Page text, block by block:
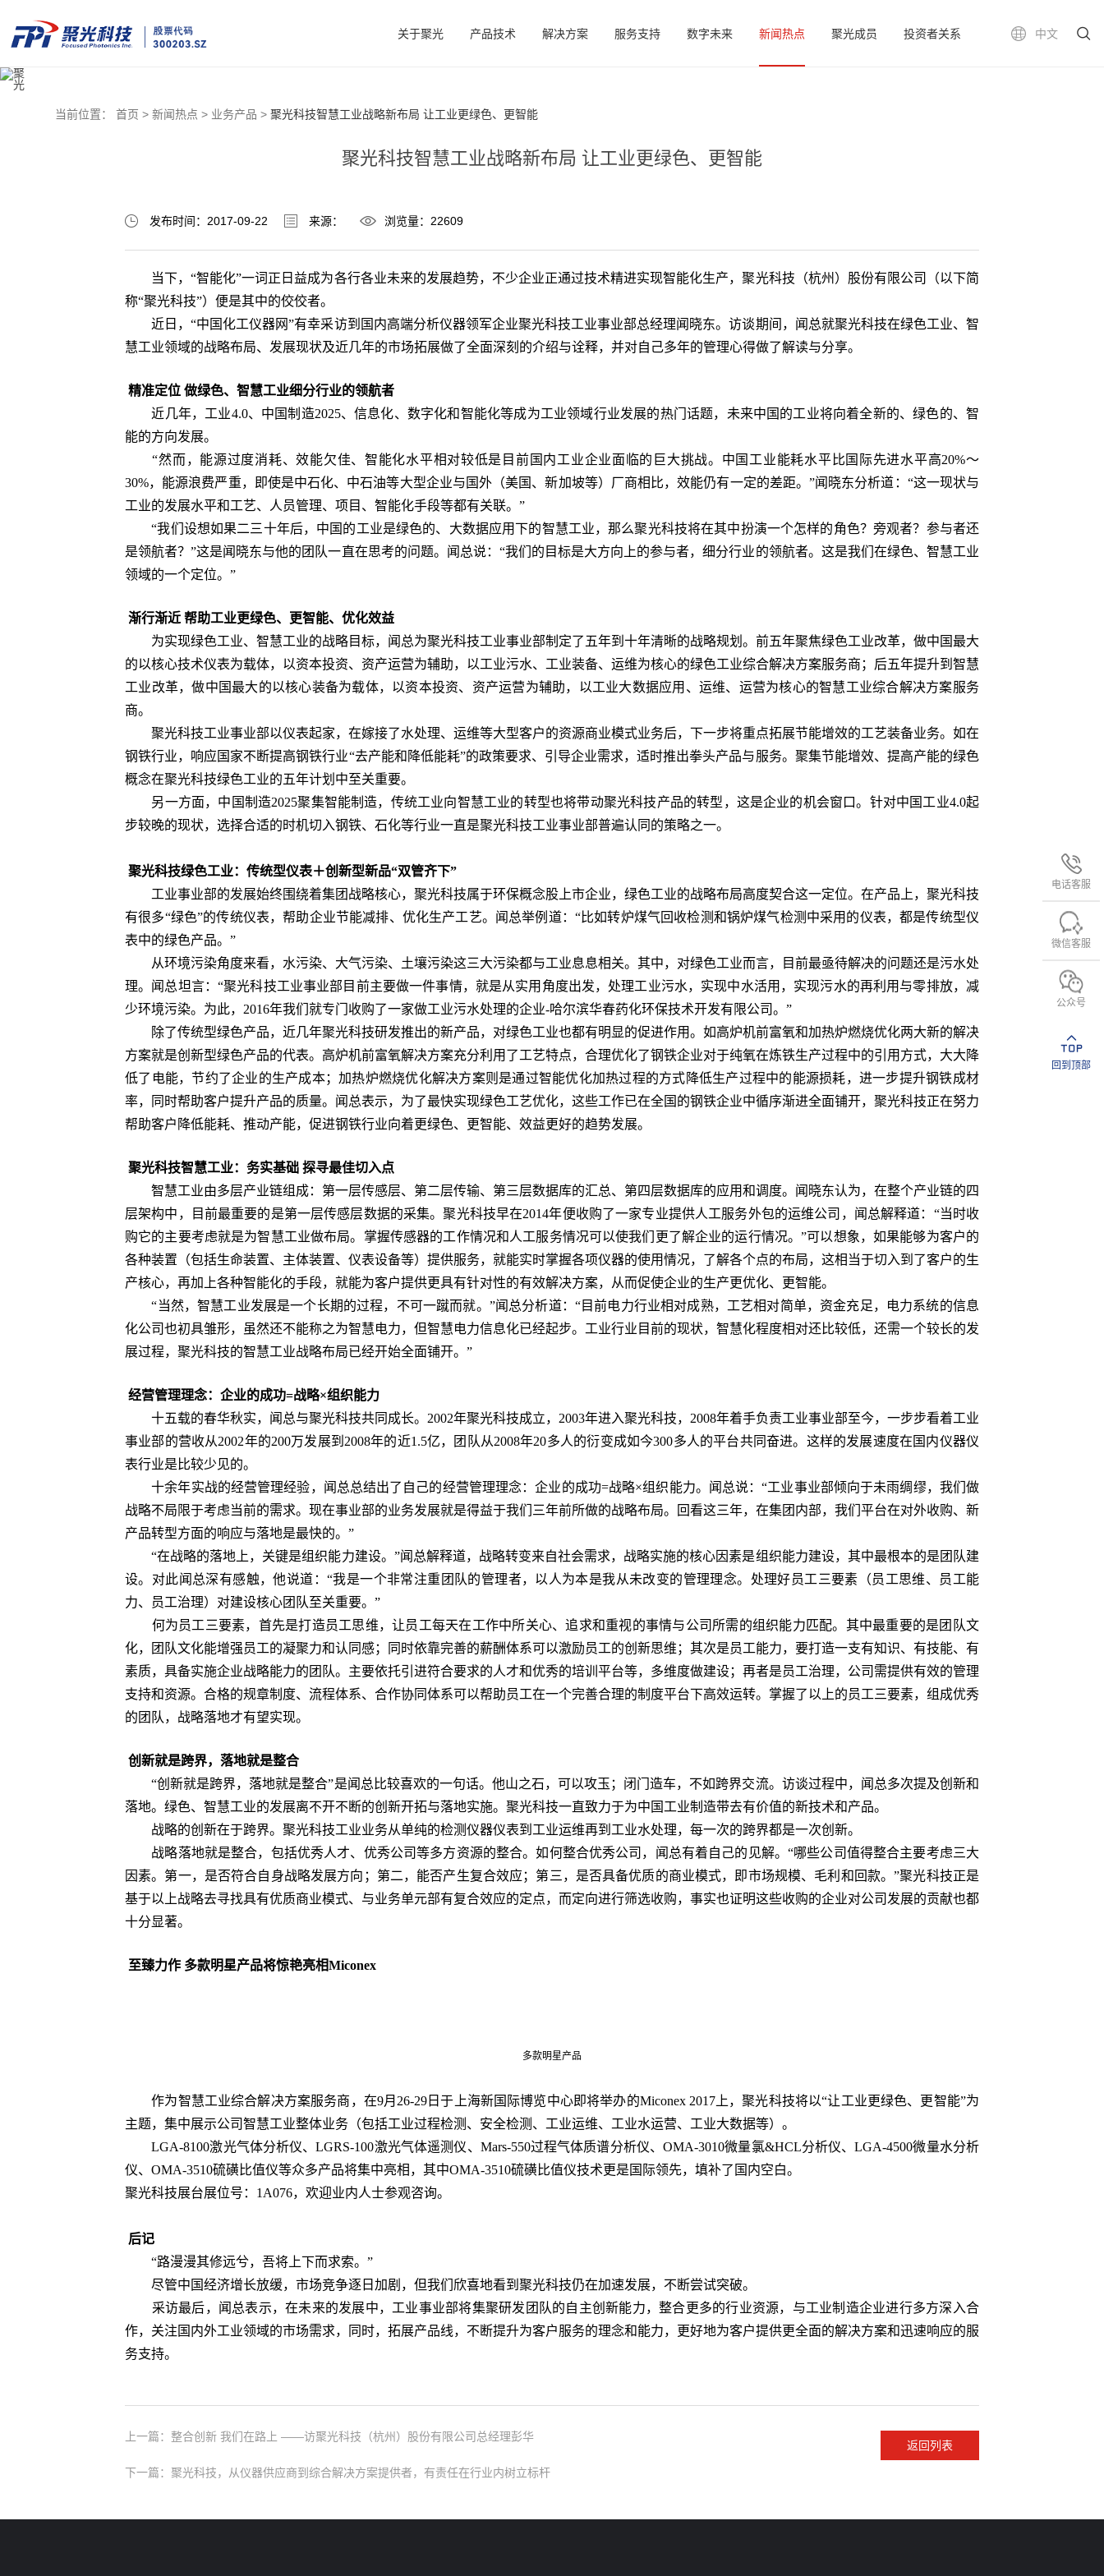
中文
关于聚光 产品技术 解决方案 服务支持 数字未来 新闻热点 聚光成员 投资者关系
电话客服
微信客服
公众号
回到顶部
当前位置： 首页 > 新闻热点 > 业务产品 > 聚光科技智慧工业战略新布局 让工业更绿色、更智能
聚光科技智慧工业战略新布局 让工业更绿色、更智能
发布时间：2017-09-22 来源： 浏览量：22609
当下，“智能化”一词正日益成为各行各业未来的发展趋势，不少企业正通过技术精进实现智能化生产，聚光科技（杭州）股份有限公司（以下简
称“聚光科技”）便是其中的佼佼者。
近日，“中国化工仪器网”有幸采访到国内高端分析仪器领军企业聚光科技工业事业部总经理闻晓东。访谈期间，闻总就聚光科技在绿色工业、智
慧工业领域的战略布局、发展现状及近几年的市场拓展做了全面深刻的介绍与诠释，并对自己多年的管理心得做了解读与分享。
精准定位 做绿色、智慧工业细分行业的领航者
近几年，工业4.0、中国制造2025、信息化、数字化和智能化等成为工业领域行业发展的热门话题，未来中国的工业将向着全新的、绿色的、智
能的方向发展。
“然而，能源过度消耗、效能欠佳、智能化水平相对较低是目前国内工业企业面临的巨大挑战。中国工业能耗水平比国际先进水平高20%～
30%，能源浪费严重，即使是中石化、中石油等大型企业与国外（美国、新加坡等）厂商相比，效能仍有一定的差距。”闻晓东分析道：“这一现状与
工业的发展水平和工艺、人员管理、项目、智能化手段等都有关联。”
“我们设想如果二三十年后，中国的工业是绿色的、大数据应用下的智慧工业，那么聚光科技将在其中扮演一个怎样的角色？旁观者？参与者还
是领航者？”这是闻晓东与他的团队一直在思考的问题。闻总说：“我们的目标是大方向上的参与者，细分行业的领航者。这是我们在绿色、智慧工业
领域的一个定位。”
渐行渐近 帮助工业更绿色、更智能、优化效益
为实现绿色工业、智慧工业的战略目标，闻总为聚光科技工业事业部制定了五年到十年清晰的战略规划。前五年聚焦绿色工业改革，做中国最大
的以核心技术仪表为载体，以资本投资、资产运营为辅助，以工业污水、工业装备、运维为核心的绿色工业综合解决方案服务商；后五年提升到智慧
工业改革，做中国最大的以核心装备为载体，以资本投资、资产运营为辅助，以工业大数据应用、运维、运营为核心的智慧工业综合解决方案服务
商。
聚光科技工业事业部以仪表起家，在嫁接了水处理、运维等大型客户的资源商业模式业务后，下一步将重点拓展节能增效的工艺装备业务。如在
钢铁行业，响应国家不断提高钢铁行业“去产能和降低能耗”的政策要求、引导企业需求，适时推出拳头产品与服务。聚集节能增效、提高产能的绿色
概念在聚光科技绿色工业的五年计划中至关重要。
另一方面，中国制造2025聚集智能制造，传统工业向智慧工业的转型也将带动聚光科技产品的转型，这是企业的机会窗口。针对中国工业4.0起
步较晚的现状，选择合适的时机切入钢铁、石化等行业一直是聚光科技工业事业部普遍认同的策略之一。
聚光科技绿色工业：传统型仪表＋创新型新品“双管齐下”
工业事业部的发展始终围绕着集团战略核心，聚光科技属于环保概念股上市企业，绿色工业的战略布局高度契合这一定位。在产品上，聚光科技
有很多“绿色”的传统仪表，帮助企业节能减排、优化生产工艺。闻总举例道：“比如转炉煤气回收检测和锅炉煤气检测中采用的仪表，都是传统型仪
表中的绿色产品。”
从环境污染角度来看，水污染、大气污染、土壤污染这三大污染都与工业息息相关。其中，对绿色工业而言，目前最亟待解决的问题还是污水处
理。闻总坦言：“聚光科技工业事业部目前主要做一件事情，就是从实用角度出发，处理工业污水，实现中水活用，实现污水的再利用与零排放，减
少环境污染。为此，2016年我们就专门收购了一家做工业污水处理的企业-哈尔滨华春药化环保技术开发有限公司。”
除了传统型绿色产品，近几年聚光科技研发推出的新产品，对绿色工业也都有明显的促进作用。如高炉机前富氧和加热炉燃烧优化两大新的解决
方案就是创新型绿色产品的代表。高炉机前富氧解决方案充分利用了工艺特点，合理优化了钢铁企业对于纯氧在炼铁生产过程中的引用方式，大大降
低了电能，节约了企业的生产成本；加热炉燃烧优化解决方案则是通过智能优化加热过程的方式降低生产过程中的能源损耗，进一步提升钢铁成材
率，同时帮助客户提升产品的质量。闻总表示，为了最快实现绿色工艺优化，这些工作已在全国的钢铁企业中循序渐进全面铺开，聚光科技正在努力
帮助客户降低能耗、推动产能，促进钢铁行业向着更绿色、更智能、效益更好的趋势发展。
聚光科技智慧工业：务实基础 探寻最佳切入点
智慧工业由多层产业链组成：第一层传感层、第二层传输、第三层数据库的汇总、第四层数据库的应用和调度。闻晓东认为，在整个产业链的四
层架构中，目前最重要的是第一层传感层数据的采集。聚光科技早在2014年便收购了一家专业提供人工服务外包的运维公司，闻总解释道：“当时收
购它的主要考虑就是为智慧工业做布局。掌握传感器的工作情况和人工服务情况可以使我们更了解企业的运行情况。”可以想象，如果能够为客户的
各种装置（包括生命装置、主体装置、仪表设备等）提供服务，就能实时掌握各项仪器的使用情况，了解各个点的布局，这相当于切入到了客户的生
产核心，再加上各种智能化的手段，就能为客户提供更具有针对性的有效解决方案，从而促使企业的生产更优化、更智能。
“当然，智慧工业发展是一个长期的过程，不可一蹴而就。”闻总分析道：“目前电力行业相对成熟，工艺相对简单，资金充足，电力系统的信息
化公司也初具雏形，虽然还不能称之为智慧电力，但智慧电力信息化已经起步。工业行业目前的现状，智慧化程度相对还比较低，还需一个较长的发
展过程，聚光科技的智慧工业战略布局已经开始全面铺开。”
经营管理理念：企业的成功=战略×组织能力
十五载的春华秋实，闻总与聚光科技共同成长。2002年聚光科技成立，2003年进入聚光科技，2008年着手负责工业事业部至今，一步步看着工业
事业部的营收从2002年的200万发展到2008年的近1.5亿，团队从2008年20多人的衍变成如今300多人的平台共同奋进。这样的发展速度在国内仪器仪
表行业是比较少见的。
十余年实战的经营管理经验，闻总总结出了自己的经营管理理念：企业的成功=战略×组织能力。闻总说：“工业事业部倾向于未雨绸缪，我们做
战略不局限于考虑当前的需求。现在事业部的业务发展就是得益于我们三年前所做的战略布局。回看这三年，在集团内部，我们平台在对外收购、新
产品转型方面的响应与落地是最快的。”
“在战略的落地上，关键是组织能力建设。”闻总解释道，战略转变来自社会需求，战略实施的核心因素是组织能力建设，其中最根本的是团队建
设。对此闻总深有感触，他说道：“我是一个非常注重团队的管理者，以人为本是我从未改变的管理理念。处理好员工三要素（员工思维、员工能
力、员工治理）对建设核心团队至关重要。”
何为员工三要素，首先是打造员工思维，让员工每天在工作中所关心、追求和重视的事情与公司所需的组织能力匹配。其中最重要的是团队文
化，团队文化能增强员工的凝聚力和认同感；同时依靠完善的薪酬体系可以激励员工的创新思维；其次是员工能力，要打造一支有知识、有技能、有
素质，具备实施企业战略能力的团队。主要依托引进符合要求的人才和优秀的培训平台等，多维度做建设；再者是员工治理，公司需提供有效的管理
支持和资源。合格的规章制度、流程体系、合作协同体系可以帮助员工在一个完善合理的制度平台下高效运转。掌握了以上的员工三要素，组成优秀
的团队，战略落地才有望实现。
创新就是跨界，落地就是整合
“创新就是跨界，落地就是整合”是闻总比较喜欢的一句话。他山之石，可以攻玉；闭门造车，不如跨界交流。访谈过程中，闻总多次提及创新和
落地。绿色、智慧工业的发展离不开不断的创新开拓与落地实施。聚光科技一直致力于为中国工业制造带去有价值的新技术和产品。
战略的创新在于跨界。聚光科技工业业务从单纯的检测仪器仪表到工业运维再到工业水处理，每一次的跨界都是一次创新。
战略落地就是整合，包括优秀人才、优秀公司等多方资源的整合。如何整合优秀公司，闻总有着自己的见解。“哪些公司值得整合主要考虑三大
因素。第一，是否符合自身战略发展方向；第二，能否产生复合效应；第三，是否具备优质的商业模式，即市场规模、毛利和回款。”聚光科技正是
基于以上战略去寻找具有优质商业模式、与业务单元部有复合效应的定点，而定向进行筛选收购，事实也证明这些收购的企业对公司发展的贡献也都
十分显著。
至臻力作 多款明星产品将惊艳亮相Miconex
多款明星产品
作为智慧工业综合解决方案服务商，在9月26-29日于上海新国际博览中心即将举办的Miconex 2017上，聚光科技将以“让工业更绿色、更智能”为
主题，集中展示公司智慧工业整体业务（包括工业过程检测、安全检测、工业运维、工业水运营、工业大数据等）。
LGA-8100激光气体分析仪、LGRS-100激光气体遥测仪、Mars-550过程气体质谱分析仪、OMA-3010微量氯&HCL分析仪、LGA-4500微量水分析
仪、OMA-3510硫磺比值仪等众多产品将集中亮相，其中OMA-3510硫磺比值仪技术更是国际领先，填补了国内空白。
聚光科技展台展位号：1A076，欢迎业内人士参观咨询。
后记
“路漫漫其修远兮，吾将上下而求索。”
尽管中国经济增长放缓，市场竞争逐日加剧，但我们欣喜地看到聚光科技仍在加速发展，不断尝试突破。
采访最后，闻总表示，在未来的发展中，工业事业部将集聚研发团队的自主创新能力，整合更多的行业资源，与工业制造企业进行多方深入合
作，关注国内外工业领域的市场需求，同时，拓展产品线，不断提升为客户服务的理念和能力，更好地为客户提供更全面的解决方案和迅速响应的服
务支持。
上一篇：整合创新 我们在路上 ——访聚光科技（杭州）股份有限公司总经理彭华
下一篇：聚光科技，从仪器供应商到综合解决方案提供者，有责任在行业内树立标杆
返回列表